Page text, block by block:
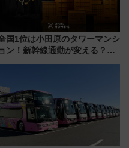
国1位は小田原のタワーマンシ
ョン！新幹線通勤が変える？
】